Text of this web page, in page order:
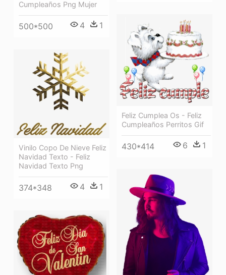
Cumpleaños Png Mujer
500*500 4 1
Feliz Cumplea Os - Feliz
Cumpleaños Perritos Gif
430*414 6 1
Vinilo Copo De Nieve Feliz
Navidad Texto - Feliz
Navidad Texto Png
374*348 4 1